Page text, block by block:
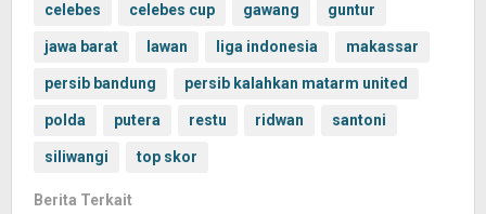
celebes celebes cup gawang guntur
jawa barat lawan liga indonesia makassar
persib bandung persib kalahkan matarm united
polda putera restu ridwan santoni
siliwangi top skor
Berita Terkait